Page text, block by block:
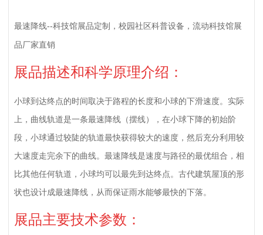
最速降线--科技馆展品定制，校园社区科普设备，流动科技馆展
品厂家直销
展品描述和科学原理介绍：
小球到达终点的时间取决于路程的长度和小球的下滑速度。实际
上，曲线轨道是一条最速降线（摆线），在小球下降的初始阶
段，小球通过较陡的轨道最快获得较大的速度，然后充分利用较
大速度走完余下的曲线。最速降线是速度与路径的最优组合，相
比其他任何轨道，小球均可以最先到达终点。古代建筑屋顶的形
状也设计成最速降线，从而保证雨水能够最快的下落。
展品主要技术参数：